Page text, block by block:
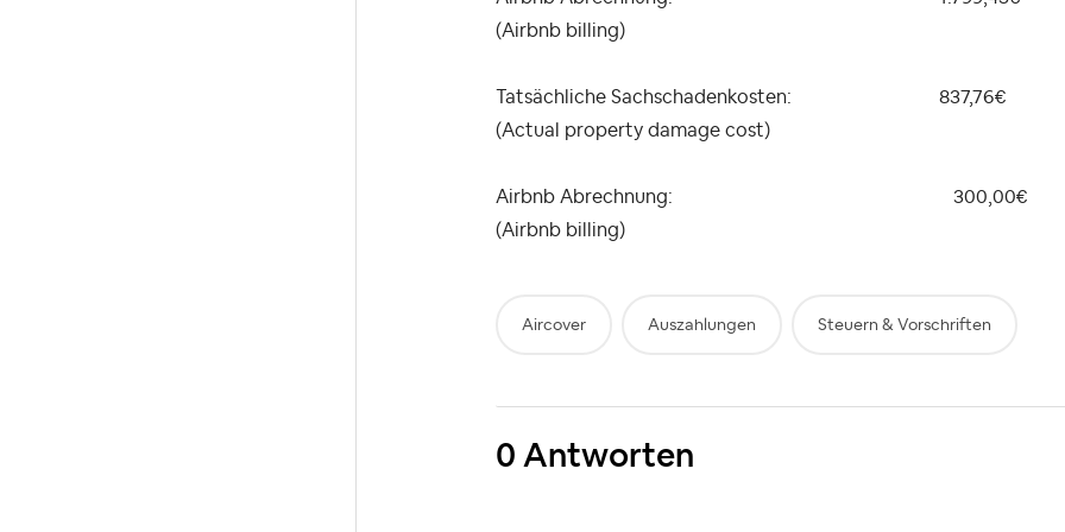
(Airbnb billing)
Tatsächliche Sachschadenkosten: 837,76€
(Actual property damage cost)
Airbnb Abrechnung: 300,00€
(Airbnb billing)
Aircover Auszahlungen Steuern & Vorschriften
0 Antworten